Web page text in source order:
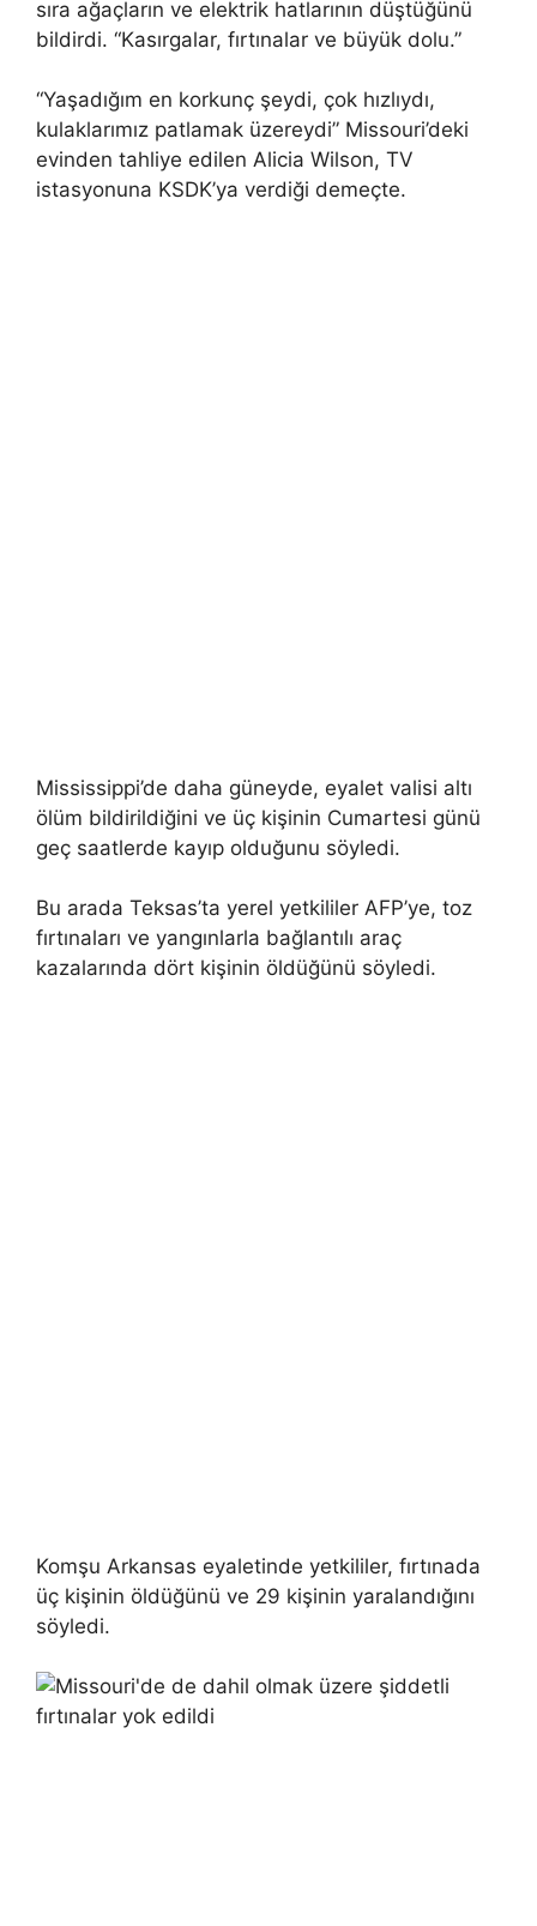
sıra ağaçların ve elektrik hatlarının düştüğünü
bildirdi. “Kasırgalar, fırtınalar ve büyük dolu.”
“Yaşadığım en korkunç şeydi, çok hızlıydı,
kulaklarımız patlamak üzereydi” Missouri’deki
evinden tahliye edilen Alicia Wilson, TV
istasyonuna KSDK’ya verdiği demeçte.
Mississippi’de daha güneyde, eyalet valisi altı
ölüm bildirildiğini ve üç kişinin Cumartesi günü
geç saatlerde kayıp olduğunu söyledi.
Bu arada Teksas’ta yerel yetkililer AFP’ye, toz
fırtınaları ve yangınlarla bağlantılı araç
kazalarında dört kişinin öldüğünü söyledi.
Komşu Arkansas eyaletinde yetkililer, fırtınada
üç kişinin öldüğünü ve 29 kişinin yaralandığını
söyledi.